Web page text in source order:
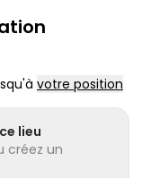
votre position
lieu
créez un